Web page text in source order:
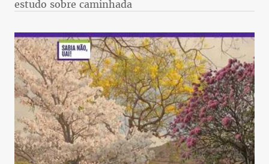
estudo sobre caminhada